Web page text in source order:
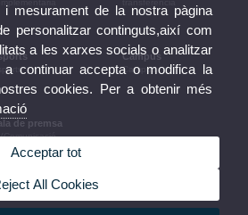
Campus
Campus
de premsa
de premsa
de govern
corporativa
i mesurament de la nostra pàgina
personalitzar continguts,així com
a les xarxes socials o analitzar
continuar accepta o modifica la
cookies. Per a obtenir més
Acceptar tot
All Cookies